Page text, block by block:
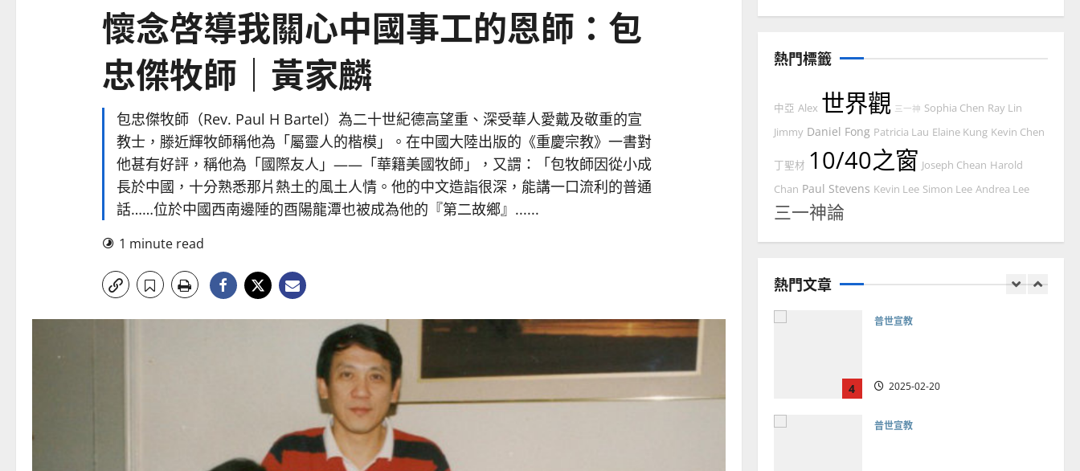
懷念啓導我關心中國事工的恩師：包
忠傑牧師｜黃家麟
包忠傑牧師（Rev. Paul H Bartel）為二十世紀德高望重、深受華人愛戴及敬重的宣
教士，滕近輝牧師稱他為「屬靈人的楷模」。在中國大陸出版的《重慶宗教》一書對
他甚有好評，稱他為「國際友人」——「華籍美國牧師」，又謂：「包牧師因從小成
長於中國，十分熟悉那片熱土的風土人情。他的中文造詣很深，能講一口流利的普通
話……位於中國西南邊陲的酉陽龍潭也被成為他的『第二故鄉』......
1 minute read
熱門標籤
中亞 Alex 世界觀 三一神 Sophia Chen Ray Lin
Jimmy Daniel Fong Patricia Lau Elaine Kung Kevin Chen
丁聖材 10/40之窗 Joseph Chean Harold
Chan Paul Stevens Kevin Lee Simon Lee Andrea Lee
三一神論
熱門文章
宣教的整全使命｜王永信
2025-02-18
4
向穆斯林傳福音的可行策略
2025-02-20
5
普世宣教
2025-02-20
普世宣教